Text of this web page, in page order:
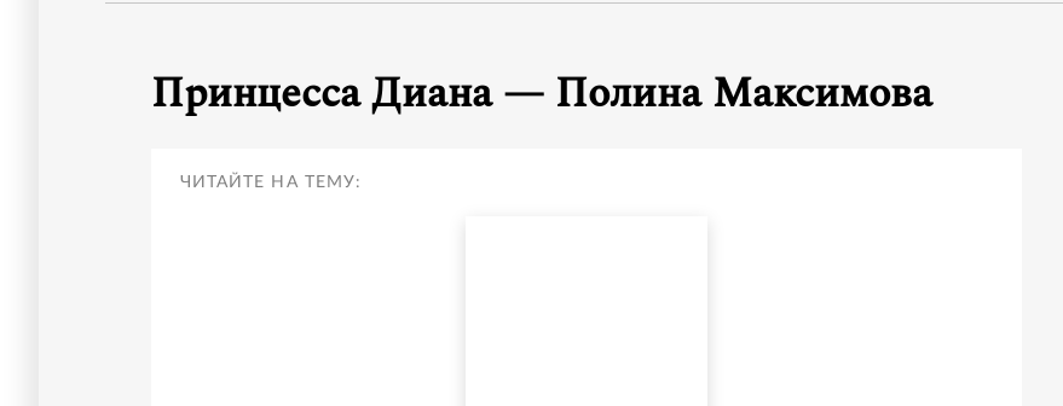
Принцесса Диана — Полина Максимова
ЧИТАЙТЕ НА ТЕМУ: